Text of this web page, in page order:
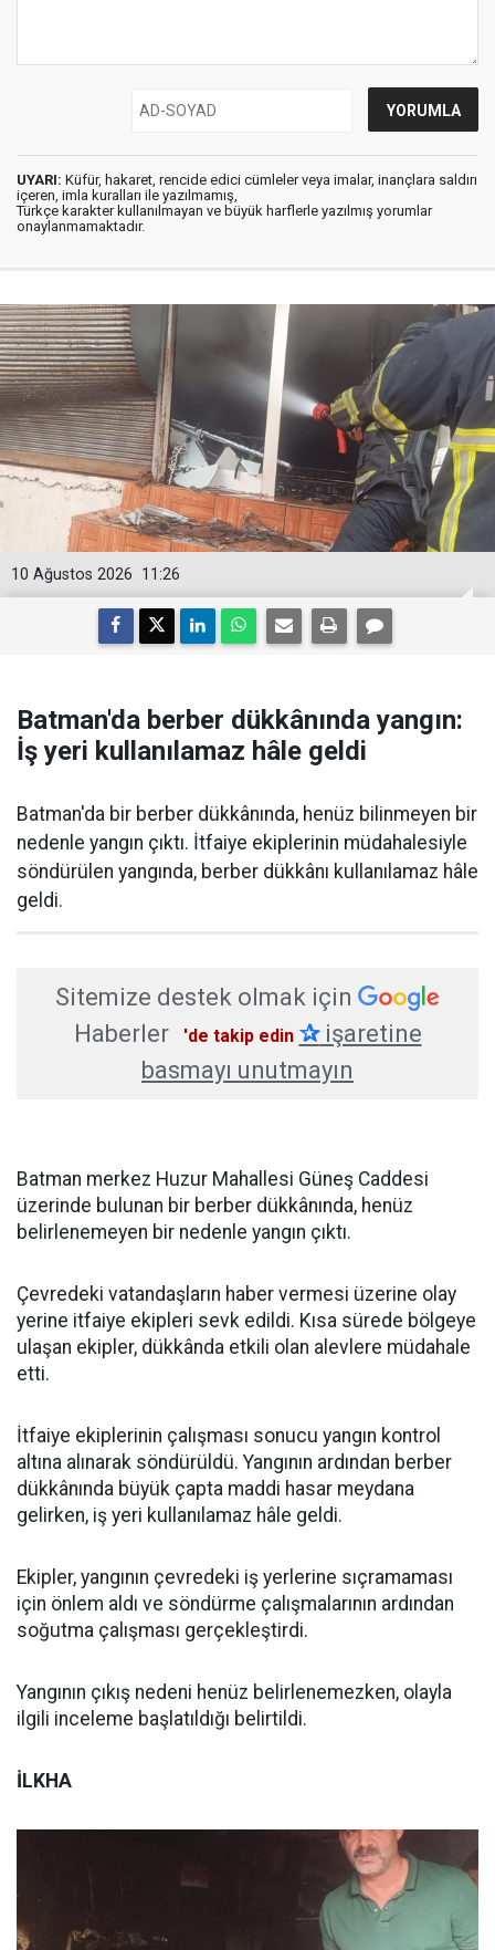
UYARI: Küfür, hakaret, rencide edici cümleler veya imalar, inançlara saldırı
içeren, imla kuralları ile yazılmamış,
Türkçe karakter kullanılmayan ve büyük harflerle yazılmış yorumlar
onaylanmamaktadır.
11:26
10 Ağustos 2026
Batman'da berber dükkânında yangın:
İş yeri kullanılamaz hâle geldi
Batman'da bir berber dükkânında, henüz bilinmeyen bir
nedenle yangın çıktı. İtfaiye ekiplerinin müdahalesiyle
söndürülen yangında, berber dükkânı kullanılamaz hâle
geldi.
Sitemize destek olmak için
Haberler
'de takip edin ✰işaretine
basmayı unutmayın
Batman merkez Huzur Mahallesi Güneş Caddesi
üzerinde bulunan bir berber dükkânında, henüz
belirlenemeyen bir nedenle yangın çıktı.
Çevredeki vatandaşların haber vermesi üzerine olay
yerine itfaiye ekipleri sevk edildi. Kısa sürede bölgeye
ulaşan ekipler, dükkânda etkili olan alevlere müdahale
etti.
İtfaiye ekiplerinin çalışması sonucu yangın kontrol
altına alınarak söndürüldü. Yangının ardından berber
dükkânında büyük çapta maddi hasar meydana
gelirken, iş yeri kullanılamaz hâle geldi.
Ekipler, yangının çevredeki iş yerlerine sıçramaması
için önlem aldı ve söndürme çalışmalarının ardından
soğutma çalışması gerçekleştirdi.
Yangının çıkış nedeni henüz belirlenemezken, olayla
ilgili inceleme başlatıldığı belirtildi.
İLKHA